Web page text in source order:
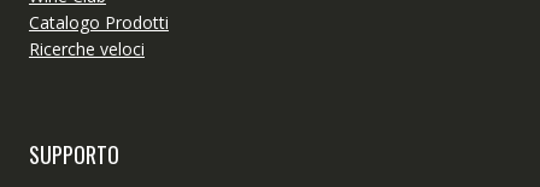
Catalogo Prodotti
Ricerche veloci
SUPPORTO